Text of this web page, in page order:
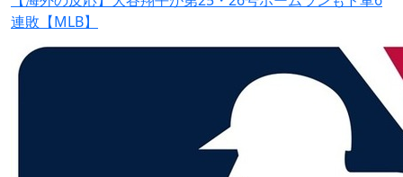
連敗【MLB】